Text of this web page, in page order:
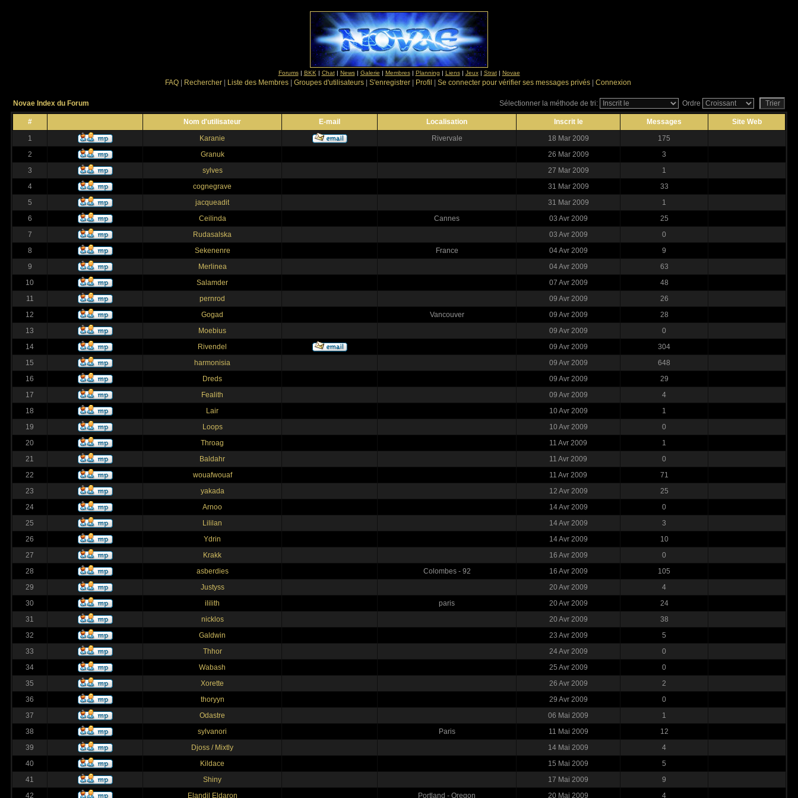
Forums| BKK | Chat| News| Galerie | Membres| Planning | Liens| Jeux| Strat| Novae
FAQ Rechercher Liste des Membres Groupes d'utilisateurs S'enregistrer Profil Se connecter pour vérifier ses messages privés Connexion
Novae Index du Forum Sélectionner la méthode de tri: Ordre
# Nom d'utilisateur E-mail Localisation Inscrit le Messages
Site Web
1
Karanie Rivervale 18 Mar 2009
175
2
Granuk 26 Mar 2009
3
3
sylves 27 Mar 2009
1
4
cognegrave 31 Mar 2009
33
5
jacqueadit 31 Mar 2009
1
6
Ceilinda Cannes 03 Avr 2009
25
7
Rudasalska 03 Avr 2009
0
8
Sekenenre France 04 Avr 2009
9
9
Merlinea 04 Avr 2009
63
10
Salamder 07 Avr 2009
48
11
pernrod 09 Avr 2009
26
12
Gogad Vancouver 09 Avr 2009
28
13
Moebius 09 Avr 2009
0
14
Rivendel 09 Avr 2009
304
15
harmonisia 09 Avr 2009
648
16
Dreds 09 Avr 2009
29
17
Fealith 09 Avr 2009
4
18
Lair 10 Avr 2009
1
19
Loops 10 Avr 2009
0
20
Throag 11 Avr 2009
1
21
Baldahr 11 Avr 2009
0
22
wouafwouaf 11 Avr 2009
71
23
yakada 12 Avr 2009
25
24
Arnoo 14 Avr 2009
0
25
Lililan 14 Avr 2009
3
26
Ydrin 14 Avr 2009
10
27
Krakk 16 Avr 2009
0
28
asberdies Colombes - 92 16 Avr 2009
105
29
Justyss 20 Avr 2009
4
30
ililith paris 20 Avr 2009
24
31
nicklos 20 Avr 2009
38
32
Galdwin 23 Avr 2009
5
33
Thhor 24 Avr 2009
0
34
Wabash 25 Avr 2009
0
35
Xorette 26 Avr 2009
2
36
thoryyn 29 Avr 2009
0
37
Odastre 06 Mai 2009
1
38
sylvanori Paris 11 Mai 2009
12
39
Djoss / Mixtly 14 Mai 2009
4
40
Kildace 15 Mai 2009
5
41
Shiny 17 Mai 2009
9
42
Elandil Eldaron Portland - Oregon 20 Mai 2009 4